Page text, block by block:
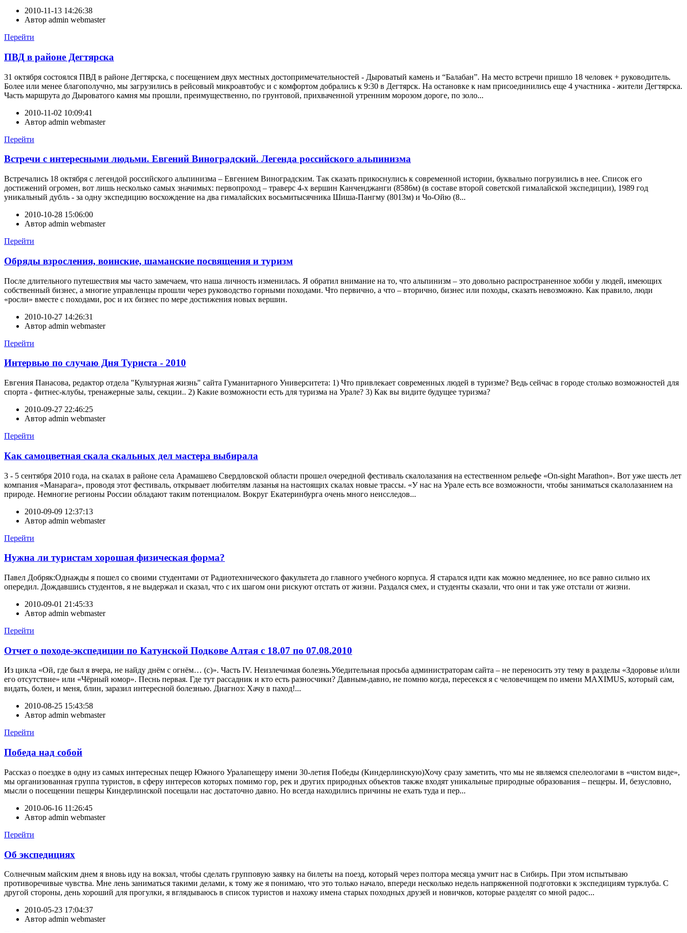
2010-11-13 14:26:38
Автор admin webmaster
Перейти
ПВД в районе Дегтярска
31 октября состоялся ПВД в районе Дегтярска, с посещением двух местных достопримечательностей - Дыроватый камень и “Балабан”. На место встречи пришло 18 человек + руководитель.
Более или менее благополучно, мы загрузились в рейсовый микроавтобус и с комфортом добрались к 9:30 в Дегтярск. На остановке к нам присоединились еще 4 участника - жители Дегтярска.
Часть маршрута до Дыроватого камня мы прошли, преимущественно, по грунтовой, прихваченной утренним морозом дороге, по золо...
2010-11-02 10:09:41
Автор admin webmaster
Перейти
Встречи с интересными людьми. Евгений Виноградский. Легенда российского альпинизма
Встречались 18 октября с легендой российского альпинизма – Евгением Виноградским. Так сказать прикоснулись к современной истории, буквально погрузились в нее. Список его
достижений огромен, вот лишь несколько самых значимых: первопроход – траверс 4-х вершин Канченджанги (8586м) (в составе второй советской гималайской экспедиции), 1989 год
уникальный дубль - за одну экспедицию восхождение на два гималайских восьмитысячника Шиша-Пангму (8013м) и Чо-Ойю (8...
2010-10-28 15:06:00
Автор admin webmaster
Перейти
Обряды взросления, воинские, шаманские посвящения и туризм
После длительного путешествия мы часто замечаем, что наша личность изменилась. Я обратил внимание на то, что альпинизм – это довольно распространенное хобби у людей, имеющих
собственный бизнес, а многие управленцы прошли через руководство горными походами. Что первично, а что – вторично, бизнес или походы, сказать невозможно. Как правило, люди
«росли» вместе с походами, рос и их бизнес по мере достижения новых вершин.
2010-10-27 14:26:31
Автор admin webmaster
Перейти
Интервью по случаю Дня Туриста - 2010
Евгения Панасова, редактор отдела "Культурная жизнь" сайта Гуманитарного Университета: 1) Что привлекает современных людей в туризме? Ведь сейчас в городе столько возможностей для
спорта - фитнес-клубы, тренажерные залы, секции.. 2) Какие возможности есть для туризма на Урале? 3) Как вы видите будущее туризма?
2010-09-27 22:46:25
Автор admin webmaster
Перейти
Как самоцветная скала скальных дел мастера выбирала
3 - 5 сентября 2010 года, на скалах в районе села Арамашево Свердловской области прошел очередной фестиваль скалолазания на естественном рельефе «On-sight Marathon». Вот уже шесть лет
компания «Манарага», проводя этот фестиваль, открывает любителям лазанья на настоящих скалах новые трассы. «У нас на Урале есть все возможности, чтобы заниматься скалолазанием на
природе. Немногие регионы России обладают таким потенциалом. Вокруг Екатеринбурга очень много неисследов...
2010-09-09 12:37:13
Автор admin webmaster
Перейти
Нужна ли туристам хорошая физическая форма?
Павел Добряк:Однажды я пошел со своими студентами от Радиотехнического факультета до главного учебного корпуса. Я старался идти как можно медленнее, но все равно сильно их
опередил. Дождавшись студентов, я не выдержал и сказал, что с их шагом они рискуют отстать от жизни. Раздался смех, и студенты сказали, что они и так уже отстали от жизни.
2010-09-01 21:45:33
Автор admin webmaster
Перейти
Отчет о походе-экспедиции по Катунской Подкове Алтая с 18.07 по 07.08.2010
Из цикла «Ой, где был я вчера, не найду днём с огнём… (с)». Часть IV. Неизлечимая болезнь.Убедительная просьба администраторам сайта – не переносить эту тему в разделы «Здоровье и/или
его отсутствие» или «Чёрный юмор». Песнь первая. Где тут рассадник и кто есть разносчики? Давным-давно, не помню когда, пересекся я с человечищем по имени MAXIMUS, который сам,
видать, болен, и меня, блин, заразил интересной болезнью. Диагноз: Хачу в паход!...
2010-08-25 15:43:58
Автор admin webmaster
Перейти
Победа над собой
Рассказ о поездке в одну из самых интересных пещер Южного Уралапещеру имени 30-летия Победы (Киндерлинскую)Хочу сразу заметить, что мы не являемся спелеологами в «чистом виде»,
мы организованная группа туристов, в сферу интересов которых помимо гор, рек и других природных объектов также входят уникальные природные образования – пещеры. И, безусловно,
мысли о посещении пещеры Киндерлинской посещали нас достаточно давно. Но всегда находились причины не ехать туда и пер...
2010-06-16 11:26:45
Автор admin webmaster
Перейти
Об экспедициях
Солнечным майским днем я вновь иду на вокзал, чтобы сделать групповую заявку на билеты на поезд, который через полтора месяца умчит нас в Сибирь. При этом испытываю
противоречивые чувства. Мне лень заниматься такими делами, к тому же я понимаю, что это только начало, впереди несколько недель напряженной подготовки к экспедициям турклуба. С
другой стороны, день хороший для прогулки, я вглядываюсь в список туристов и нахожу имена старых походных друзей и новичков, которые разделят со мной радос...
2010-05-23 17:04:37
Автор admin webmaster